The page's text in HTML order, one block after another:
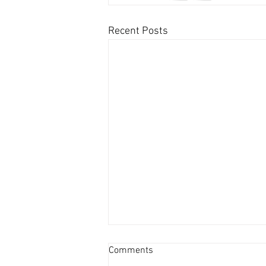
Recent Posts
咖啡店租務升溫民生區成新戰
Comments